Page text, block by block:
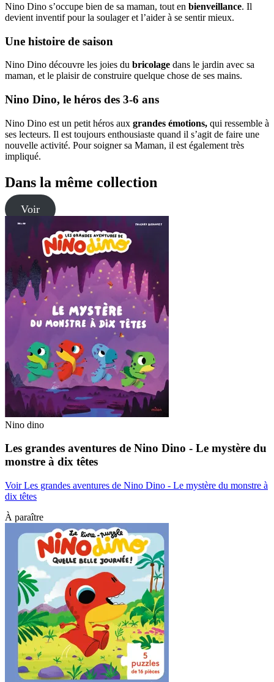
Nino Dino s’occupe bien de sa maman, tout en bienveillance. Il
devient inventif pour la soulager et l’aider à se sentir mieux.
Une histoire de saison
Nino Dino découvre les joies du bricolage dans le jardin avec sa
maman, et le plaisir de construire quelque chose de ses mains.
Nino Dino, le héros des 3-6 ans
Nino Dino est un petit héros aux grandes émotions, qui ressemble à
ses lecteurs. Il est toujours enthousiaste quand il s’agit de faire une
nouvelle activité. Pour soigner sa Maman, il est également très
impliqué.
Dans la même collection
Voir
Nino dino
Les grandes aventures de Nino Dino - Le mystère du
monstre à dix têtes
Voir Les grandes aventures de Nino Dino - Le mystère du monstre à
dix têtes
À paraître